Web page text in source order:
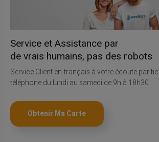
Service et Assistance par
de vrais humains, pas des robots
Service Client en français à votre écoute par
téléphone du lundi au samedi de 9h à 18h30
Obtenir Ma Carte